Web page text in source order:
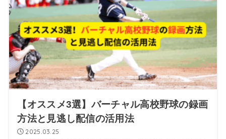
【オススメ3選】バーチャル高校野球の録画
方法と見逃し配信の活用法
2025.03.25